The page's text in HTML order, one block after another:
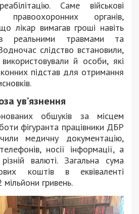
Саме військові
органів,
лікар вимагав гроші навіть
реальними травмами та
слідство встановили,
й особи, які
підстав для отримання
ув’язнення
обшуків за місцем
фігуранта працівники ДБР
медичну документацію,
носії інформації, а
валюті. Загальна сума
коштів в еквіваленті
гривень.